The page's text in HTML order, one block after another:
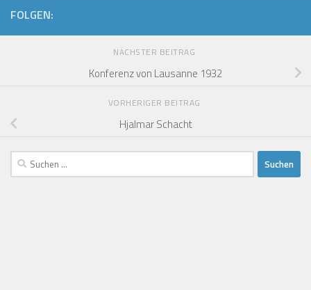
FOLGEN:
NÄCHSTER BEITRAG
Konferenz von Lausanne 1932
VORHERIGER BEITRAG
Hjalmar Schacht
Suchen
nach: